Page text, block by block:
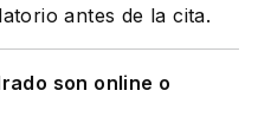
antes de la cita.
son online o